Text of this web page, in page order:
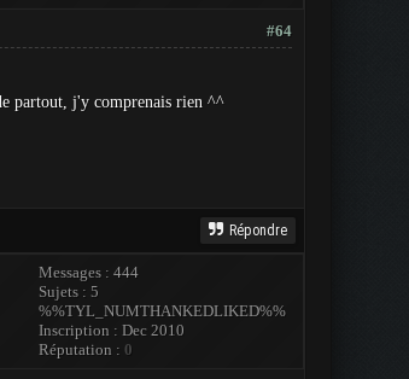
#64
partout, j'y comprenais rien ^^
Répondre
Messages : 444
Sujets : 5
%%TYL_NUMTHANKEDLIKED%%
Inscription : Dec 2010
Réputation : 0